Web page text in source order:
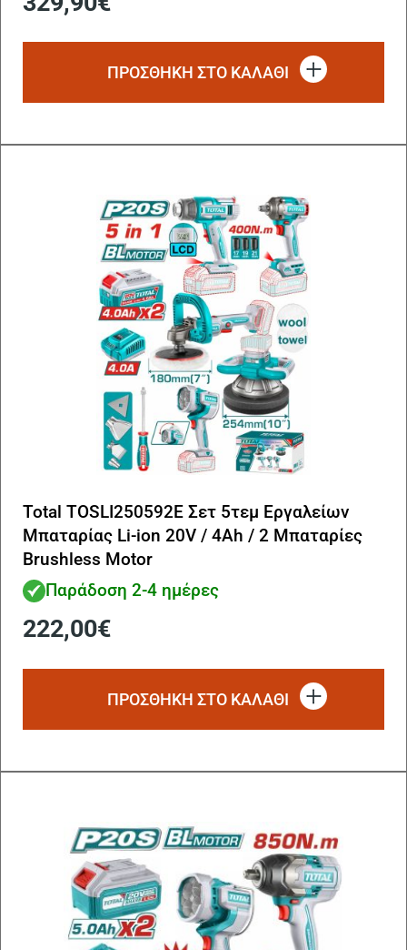
ΠΡΟΣΘΗΚΗ ΣΤΟ ΚΑΛΑΘΙ
Total TOSLI250592E Σετ 5τεμ Εργαλείων
Μπαταρίας Li-ion 20V / 4Ah / 2 Μπαταρίες
Brushless Motor
Παράδοση 2-4 ημέρες
222,00€
ΠΡΟΣΘΗΚΗ ΣΤΟ ΚΑΛΑΘΙ